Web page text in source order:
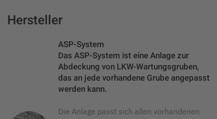
Hersteller
ASP-System
Das ASP-System ist eine Anlage zur
Abdeckung von LKW-Wartungsgruben,
das an jede vorhandene Grube angepasst
werden kann.
Die Anlage passt sich allen vorhandenen